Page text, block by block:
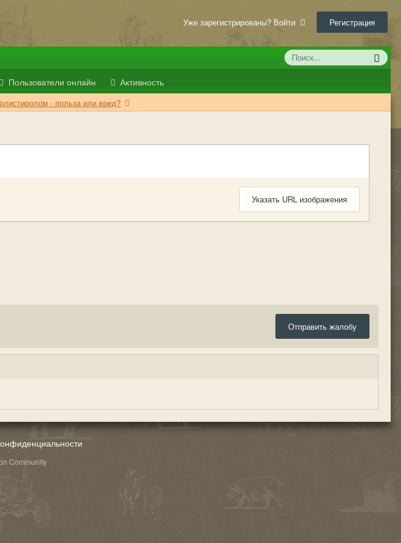
Уже зарегистрированы? Войти Регистрация
Пользователи онлайн Активность
- польза или вред?
Указать URL изображения
Отправить жалобу
Community